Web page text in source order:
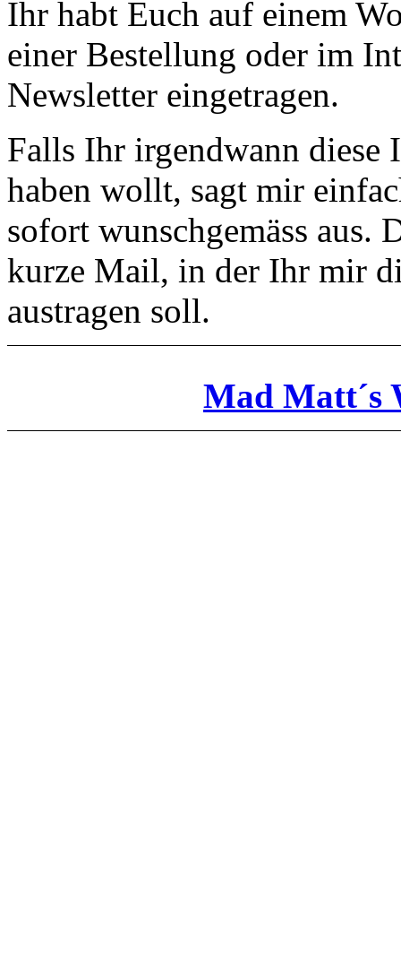
Ihr habt Euch auf einem
einer Bestellung oder im
Newsletter eingetragen.
Falls Ihr irgendwann diese
haben wollt, sagt mir
sofort wunschgemäss aus.
kurze Mail, in der Ihr mir
austragen soll.
Mad Matt´s